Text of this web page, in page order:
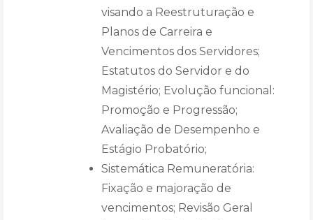
visando a Reestruturação e
Planos de Carreira e
Vencimentos dos Servidores;
Estatutos do Servidor e do
Magistério; Evolução funcional:
Promoção e Progressão;
Avaliação de Desempenho e
Estágio Probatório;
Sistemática Remuneratória:
Fixação e majoração de
vencimentos; Revisão Geral